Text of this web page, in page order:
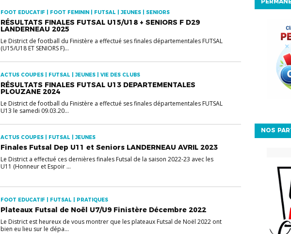
FOOT EDUCATIF | FOOT FEMININ | FUTSAL | JEUNES | SENIORS
RÉSULTATS FINALES FUTSAL U15/U18 + SENIORS F D29
LANDERNEAU 2025
Le District de football du Finistère a effectué ses finales départementales FUTSAL
(U15/U18 ET SENIORS F)...
ACTUS COUPES | FUTSAL | JEUNES | VIE DES CLUBS
RÉSULTATS FINALES FUTSAL U13 DEPARTEMENTALES
PLOUZANE 2024
Le District de football du Finistère a effectué ses finales départementales FUTSAL
U13 le samedi 09.03.20...
ACTUS COUPES | FUTSAL | JEUNES
Finales Futsal Dep U11 et Seniors LANDERNEAU AVRIL 2023
Le District a effectué ces dernières finales Futsal de la saison 2022-23 avec les
U11 (Honneur et Espoir ...
FOOT EDUCATIF | FUTSAL | PRATIQUES
Plateaux Futsal de Noël U7/U9 Finistère Décembre 2022
Le District est heureux de vous montrer que les plateaux Futsal de Noël 2022 ont
bien eu lieu sur le dépa...
NOS